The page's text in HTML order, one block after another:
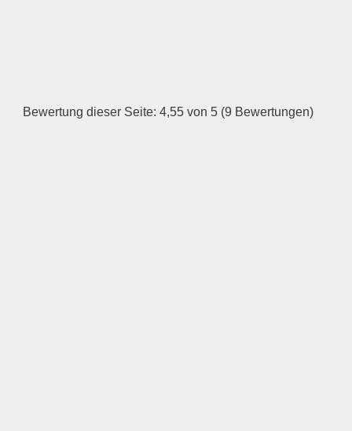
Bewertung dieser Seite: 4,55 von 5 (9 Bewertungen)